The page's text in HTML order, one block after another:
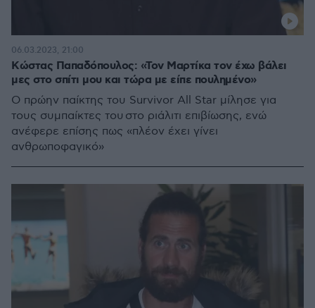
Κώστας Παπαδόπουλος: «Τον Μαρτίκα τον έχω βάλει
μες στο σπίτι μου και τώρα με είπε πουλημένο»
Ο πρώην παίκτης του Survivor All Star μίλησε για
τους συμπαίκτες του στο ριάλιτι επιβίωσης, ενώ
ανέφερε επίσης πως «πλέον έχει γίνει
ανθρωποφαγικό»
06.03.2023, 21:00